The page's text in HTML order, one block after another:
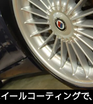
ールコーティングで、